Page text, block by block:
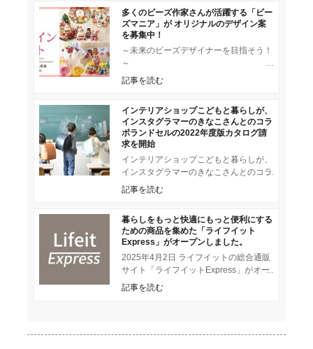
多くのビーズ作家さんが活躍する「ビー
ズマニア」が オリジナルのデザイン案
を募集中！
～未来のビーズデザイナーを目指そう！
～
https://www.beadsmania.com/designcontest/
様々
記事を読む
インテリアショップこどもと暮らしが、
インスタグラマーのきなこさんとのコラ
ボランドセルの2022年度版カタログ請
求を開始
インテリアショップこどもと暮らしが、
インスタグラマーのきなこさんとのコラ
ボランドセル「ずっとランドセル」の
記事を読む
暮らしをもっと快適にもっと便利にする
ための商品を集めた「ライフイット
Express」がオープンしました。
2025年4月2日 ライフイットの総合通販
サイト「ライフイットExpress」がオー
プンしました。 暮らしをもっと快適に
記事を読む